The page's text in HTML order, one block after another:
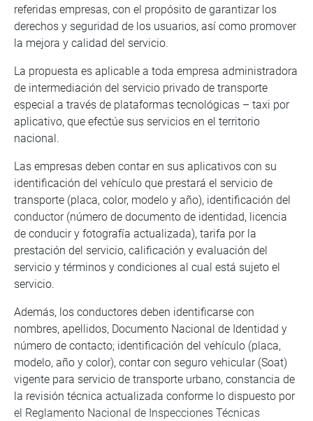
referidas empresas, con el propósito de garantizar los
derechos y seguridad de los usuarios, así como promover
la mejora y calidad del servicio.
La propuesta es aplicable a toda empresa administradora
de intermediación del servicio privado de transporte
especial a través de plataformas tecnológicas – taxi por
aplicativo, que efectúe sus servicios en el territorio
nacional.
Las empresas deben contar en sus aplicativos con su
identificación del vehículo que prestará el servicio de
transporte (placa, color, modelo y año), identificación del
conductor (número de documento de identidad, licencia
de conducir y fotografía actualizada), tarifa por la
prestación del servicio, calificación y evaluación del
servicio y términos y condiciones al cual está sujeto el
servicio.
Además, los conductores deben identificarse con
nombres, apellidos, Documento Nacional de Identidad y
número de contacto; identificación del vehículo (placa,
modelo, año y color), contar con seguro vehicular (Soat)
vigente para servicio de transporte urbano, constancia de
la revisión técnica actualizada conforme lo dispuesto por
el Reglamento Nacional de Inspecciones Técnicas